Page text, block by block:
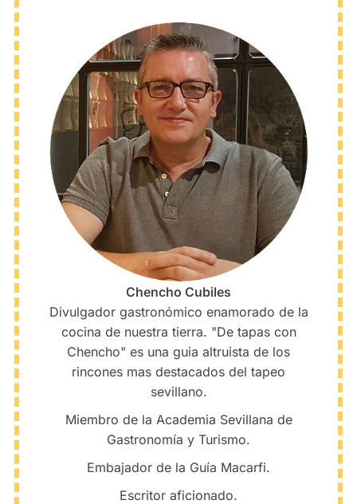
Chencho Cubiles
Divulgador gastronómico enamorado de la
cocina de nuestra tierra. "De tapas con
Chencho" es una guia altruista de los
rincones mas destacados del tapeo
sevillano.
Miembro de la Academia Sevillana de
Gastronomía y Turismo.
Embajador de la Guía Macarfi.
Escritor aficionado.